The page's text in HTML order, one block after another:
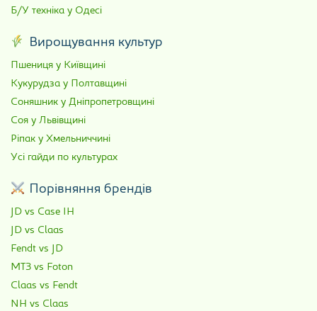
Б/У техніка у Одесі
Вирощування культур
Пшениця у Київщині
Кукурудза у Полтавщині
Соняшник у Дніпропетровщині
Соя у Львівщині
Ріпак у Хмельниччині
Усі гайди по культурах
Порівняння брендів
JD vs Case IH
JD vs Claas
Fendt vs JD
МТЗ vs Foton
Claas vs Fendt
NH vs Claas